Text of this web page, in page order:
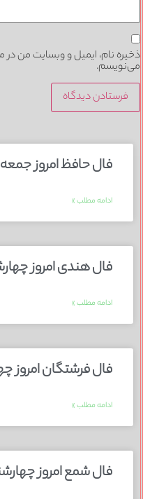
ذخیره نام، ایمیل و وبسایت من در
می‌نویسم.
فال حافظ امروز جمعه 24 بهمن 1404
ادامه مطلب »
فال هندی امروز چهارشنبه 3
ادامه مطلب »
فال فرشتگان امروز
ادامه مطلب »
فال شمع امروز چهارشنبه 3 دی